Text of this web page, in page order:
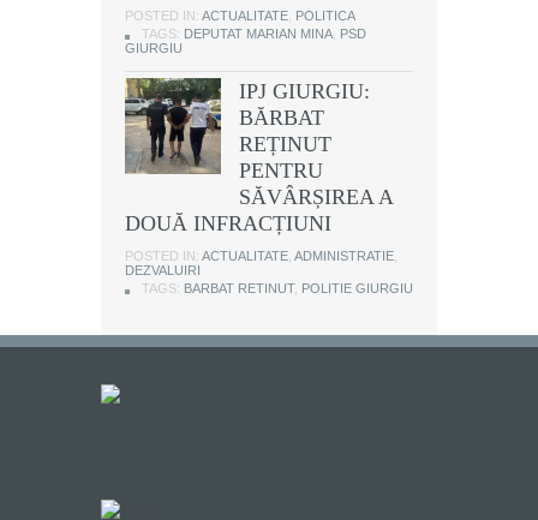
POSTED IN: ACTUALITATE POLITICA
TAGS: DEPUTAT MARIAN MINA PSD
GIURGIU
IPJ GIURGIU:
BĂRBAT
REȚINUT
PENTRU
SĂVÂRȘIREA A
DOUĂ INFRACȚIUNI
POSTED IN: ACTUALITATE ADMINISTRATIE
DEZVALUIRI
TAGS: BARBAT RETINUT, POLITIE GIURGIU